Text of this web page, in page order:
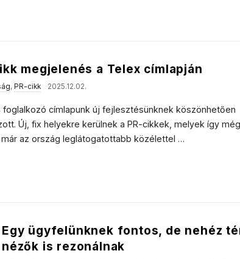
megjelenés a Telex címlapján
, PR-cikk 2025.12.02.
címlapunk új fejlesztésünknek köszönhetően
Új, fix helyekre kerülnek a PR-cikkek, melyek így még
az ország leglátogatottabb közélettel …
Egy ügyfelünknek fontos, de nehéz
nézők is rezonálnak